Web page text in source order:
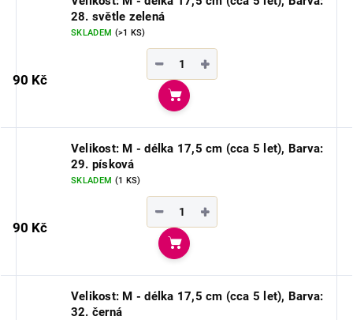
28. světle zelená
SKLADEM (>1 KS)
90 Kč
+
−
Do košíku
Velikost: M - délka 17,5 cm (cca 5 let), Barva:
29. písková
SKLADEM (1 KS)
90 Kč
+
−
Do košíku
Velikost: M - délka 17,5 cm (cca 5 let), Barva:
32. černá